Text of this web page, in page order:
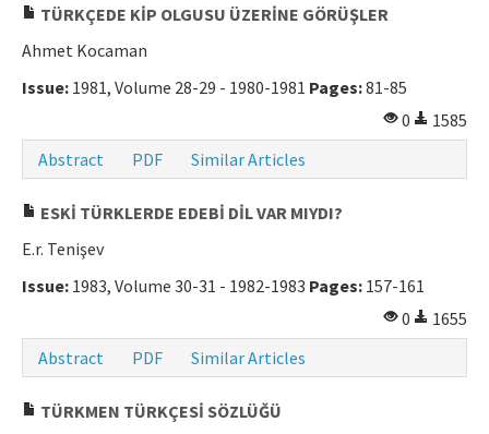
TÜRKÇEDE KİP OLGUSU ÜZERİNE GÖRÜŞLER
Ahmet Kocaman
Issue: 1981, Volume 28-29 - 1980-1981 Pages:81-85
0
1585
Abstract
PDF Similar Articles
ESKİ TÜRKLERDE EDEBİ DİL VAR MIYDI?
E.r. Tenişev
Issue: 1983, Volume 30-31 - 1982-1983 Pages: 157-161
0
1655
Abstract
PDF Similar Articles
TÜRKMEN TÜRKÇESİ SÖZLÜĞÜ